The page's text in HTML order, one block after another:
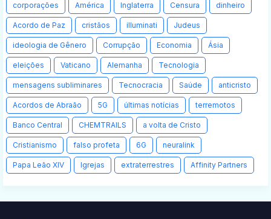
corporações América Inglaterra Censura dinheiro
Acordo de Paz cristãos illuminati Judeus
ideologia de Gênero Corrupção Economia Ásia
eleições Vaticano Alemanha Tecnologia
mensagens subliminares Tecnocracia Saúde anticristo
Acordos de Abraão 5G últimas notícias terremotos
Banco Central CHEMTRAILS a volta de Cristo
Cristianismo falso profeta 6G neuralink
Papa Leão XIV Igrejas extraterrestres Affinity Partners